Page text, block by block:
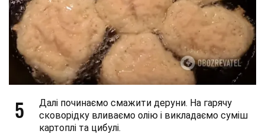
5
Далі починаємо смажити деруни. На гарячу
сковорідку вливаємо олію і викладаємо суміш
картоплі та цибулі.